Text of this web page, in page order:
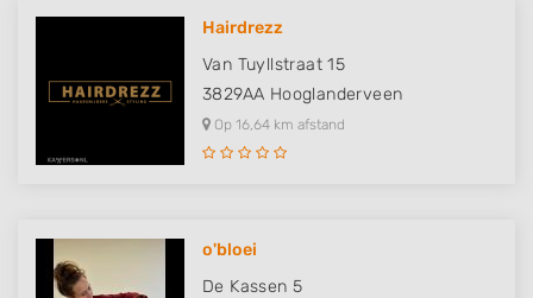
Hairdrezz
Van Tuyllstraat 15
3829AA Hooglanderveen
Op 16,64 km afstand
o'bloei
De Kassen 5